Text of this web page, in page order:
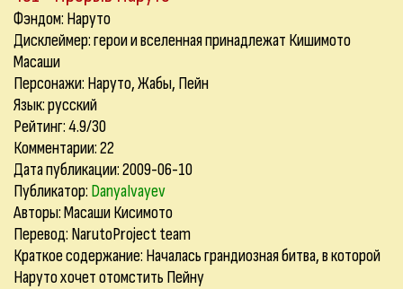
Фэндом: Наруто
Дисклеймер: герои и вселенная принадлежат Кишимото
Масаши
Персонажи: Наруто, Жабы, Пейн
Язык: русский
Рейтинг: 4.9/30
Комментарии:22
Дата публикации: 2009-06-10
Публикатор: DanyaIvayev
Авторы: Масаши Кисимото
Перевод: NarutoProject team
Краткое содержание: Началась грандиозная битва, в которой
Наруто хочет отомстить Пейну